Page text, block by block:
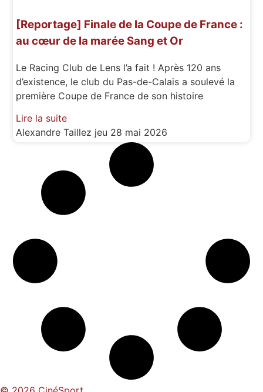
[Reportage] Finale de la Coupe de France :
au cœur de la marée Sang et Or
Le Racing Club de Lens l’a fait ! Après 120 ans
d’existence, le club du Pas-de-Calais a soulevé la
première Coupe de France de son histoire
Lire la suite
Alexandre Taillez jeu 28 mai 2026